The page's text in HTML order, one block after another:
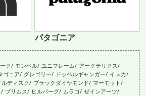
パタゴニア
ク モンベル ユニフレーム
アークテリクス
ゴニア グレゴリー ドッペルギャンガー
イスカ
ルディスク ブラックダイヤモンド
マーモット
プリムス ヒルバーグ ムラコ ゼインアーツ